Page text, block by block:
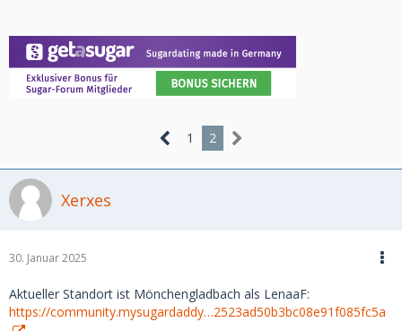
1 2
Xerxes
30. Januar 2025
Aktueller Standort ist Mönchengladbach als LenaaF:
https://community.mysugardaddy…2523ad50b3bc08e91f085fc5a